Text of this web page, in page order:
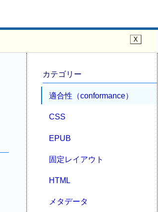
カテゴリー
適合性（conformance）
CSS
EPUB
固定レイアウト
HTML
メタデータ